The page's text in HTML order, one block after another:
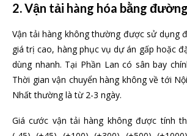
2. Vận tải hàng hóa bằng
Vận tải hàng không thường được sử dụng
giá trị cao, hàng phục vụ dự án gấp hoặc
dùng nhanh. Tại Phần Lan có sân bay
Thời gian vận chuyển hàng không về tới
Nhất thường là từ 2-3 ngày.
Giá cước vận tải hàng không được tính